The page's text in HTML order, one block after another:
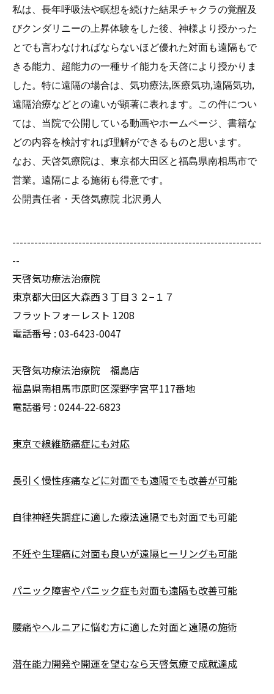
私は、長年呼吸法や瞑想を続けた結果チャクラの覚醒及
びクンダリニーの上昇体験をした後、神様より授かった
とでも言わなければならないほど優れた対面も遠隔もで
きる能力、超能力の一種サイ能力を天啓により授かりま
した。特に遠隔の場合は、気功療法,医療気功,遠隔気功,
遠隔治療などとの違いが顕著に表れます。この件につい
ては、当院で公開している動画やホームページ、書籍な
どの内容を検討すれば理解ができるものと思います。
なお、天啓気療院は、東京都大田区と福島県南相馬市で
営業。遠隔による施術も得意です。
公開責任者・天啓気療院 北沢勇人
--------------------------------------------------------------------
--
天啓気功療法治療院
東京都大田区大森西３丁目３２−１７
フラットフォーレスト 1208
電話番号 : 03-6423-0047
天啓気功療法治療院 福島店
福島県南相馬市原町区深野字宮平117番地
電話番号 : 0244-22-6823
東京で線維筋痛症にも対応
長引く慢性疼痛などに対面でも遠隔でも改善が可能
自律神経失調症に適した療法遠隔でも対面でも可能
不妊や生理痛に対面も良いが遠隔ヒーリングも可能
パニック障害やパニック症も対面も遠隔も改善可能
腰痛やヘルニアに悩む方に適した対面と遠隔の施術
潜在能力開発や開運を望むなら天啓気療で成就達成